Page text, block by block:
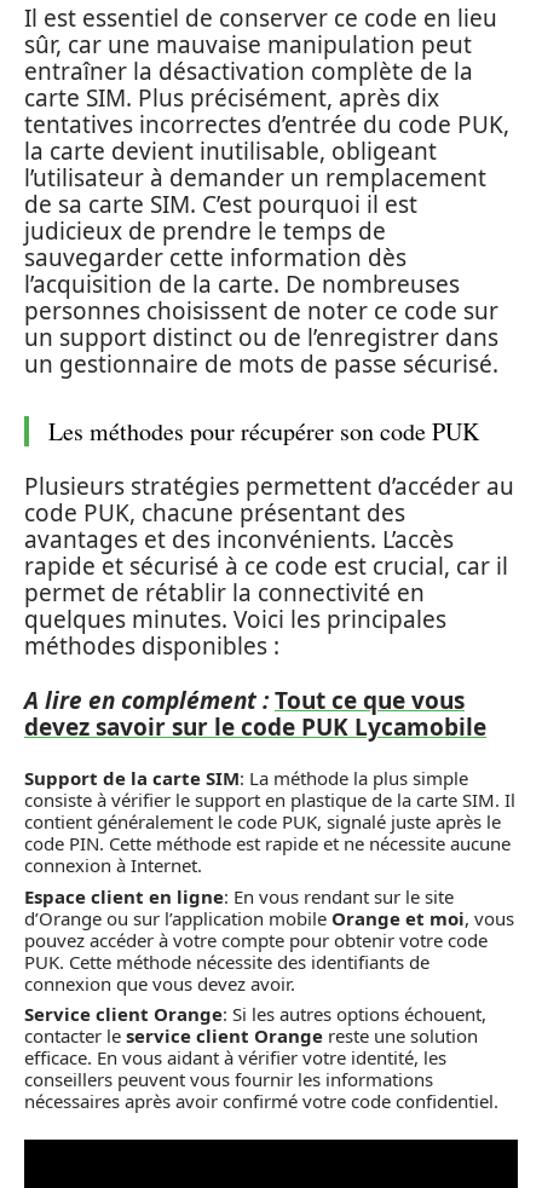
Il est essentiel de conserver ce code en lieu
sûr, car une mauvaise manipulation peut
entraîner la désactivation complète de la
carte SIM. Plus précisément, après dix
tentatives incorrectes d’entrée du code PUK,
la carte devient inutilisable, obligeant
l’utilisateur à demander un remplacement
de sa carte SIM. C’est pourquoi il est
judicieux de prendre le temps de
sauvegarder cette information dès
l’acquisition de la carte. De nombreuses
personnes choisissent de noter ce code sur
un support distinct ou de l’enregistrer dans
un gestionnaire de mots de passe sécurisé.
Les méthodes pour récupérer son code PUK
Plusieurs stratégies permettent d’accéder au
code PUK, chacune présentant des
avantages et des inconvénients. L’accès
rapide et sécurisé à ce code est crucial, car il
permet de rétablir la connectivité en
quelques minutes. Voici les principales
méthodes disponibles :
A lire en complément :Tout ce que vous
devez savoir sur le code PUK Lycamobile
Support de la carte SIM: La méthode la plus simple
consiste à vérifier le support en plastique de la carte SIM. Il
contient généralement le code PUK, signalé juste après le
code PIN. Cette méthode est rapide et ne nécessite aucune
connexion à Internet.
Espace client en ligne: En vous rendant sur le site
d’Orange ou sur l’application mobile Orange et moi, vous
pouvez accéder à votre compte pour obtenir votre code
PUK. Cette méthode nécessite des identifiants de
connexion que vous devez avoir.
Service client Orange: Si les autres options échouent,
contacter le service client Orange reste une solution
efficace. En vous aidant à vérifier votre identité, les
conseillers peuvent vous fournir les informations
nécessaires après avoir confirmé votre code confidentiel.